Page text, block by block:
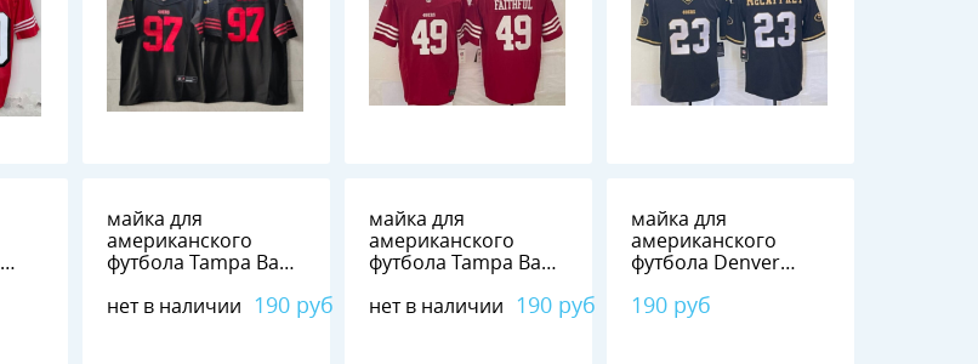
майка для
американского
футбола Tampa Bay
GRONKOWSKI
нет в наличии 190 руб
майка для
американского
футбола Tampa Bay
BRADY
нет в наличии 190 руб
майка для
американского
футбола Denver
190 руб